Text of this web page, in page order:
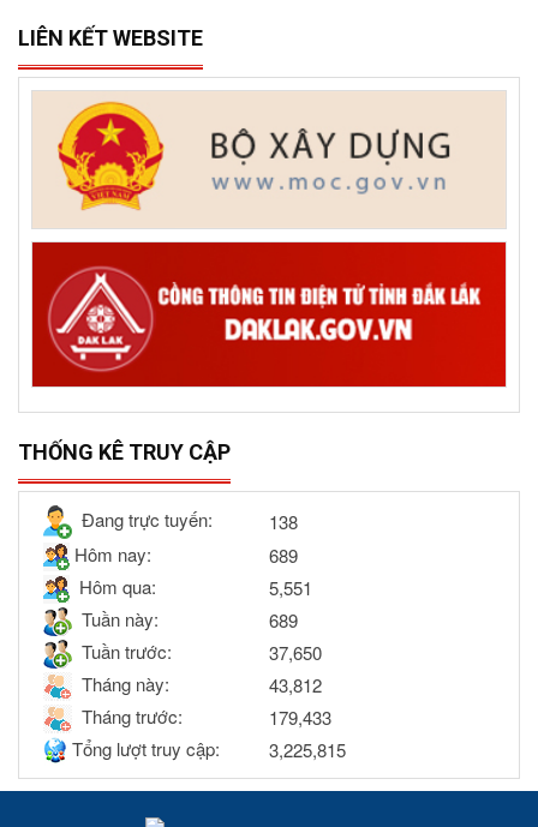
LIÊN KẾT WEBSITE
THỐNG KÊ TRUY CẬP
Đang trực tuyến:
138
Hôm nay:
689
Hôm qua:
5,551
Tuần này:
689
Tuần trước:
37,650
Tháng này: